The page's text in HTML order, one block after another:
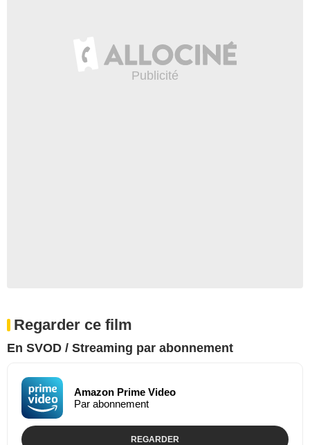
Regarder ce film
En SVOD / Streaming par abonnement
Amazon Prime Video
Par abonnement
REGARDER